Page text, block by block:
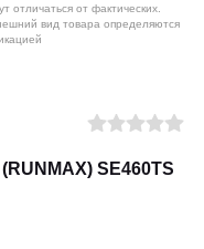
отличаться от фактических.
вид товара определяются
SE460TS